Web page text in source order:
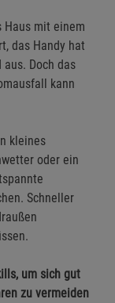
Haus mit einem
das Handy hat
Doch das
kann
kleines
oder ein
Schneller
um sich gut
zu vermeiden